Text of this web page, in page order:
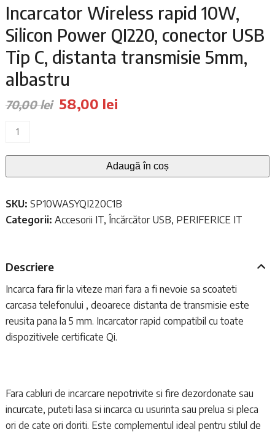
Incarcator Wireless rapid 10W,
Silicon Power QI220, conector USB
Tip C, distanta transmisie 5mm,
albastru
70,00lei Prețul
58,00 leiPrețul
58,00 lei.
Cantitate
Wireless
rapid
Silicon
Power
USB
Tip
C,
distanta
transmisie
Adaugă în coș
SKU: SP10WASYQI220C1B
Categorii: Accesorii IT, Încărcător USB, PERIFERICE IT
Descriere
Incarca fara fir la viteze mari fara a fi nevoie sa scoateti
carcasa telefonului , deoarece distanta de transmisie este
reusita pana la 5 mm. Incarcator rapid compatibil cu toate
dispozitivele certificate Qi.
Fara cabluri de incarcare nepotrivite si fire dezordonate sau
incurcate, puteti lasa si incarca cu usurinta sau prelua si pleca
ori de cate ori doriti. Este complementul ideal pentru stilul de